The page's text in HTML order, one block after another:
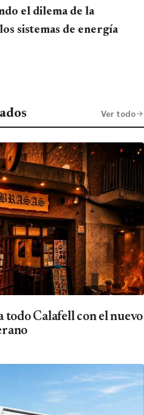
el dilema de la
sistemas de energía
Ver todo
todo Calafell con el nuevo